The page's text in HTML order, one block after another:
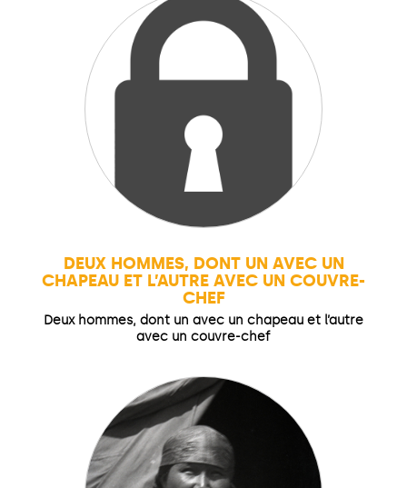
DEUX HOMMES, DONT UN AVEC UN
CHAPEAU ET L’AUTRE AVEC UN COUVRE-
CHEF
Deux hommes, dont un avec un chapeau et l’autre
avec un couvre-chef